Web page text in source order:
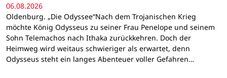
06.08.2026
Oldenburg. „Die Odyssee“Nach dem Trojanischen Krieg
möchte König Odysseus zu seiner Frau Penelope und seinem
Sohn Telemachos nach Ithaka zurückkehren. Doch der
Heimweg wird weitaus schwieriger als erwartet, denn
Odysseus steht ein langes Abenteuer voller Gefahren…